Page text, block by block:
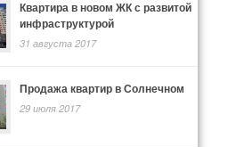
Квартира в новом ЖК с развитой
инфраструктурой
31 августа 2017
Продажа квартир в Солнечном
29 июля 2017